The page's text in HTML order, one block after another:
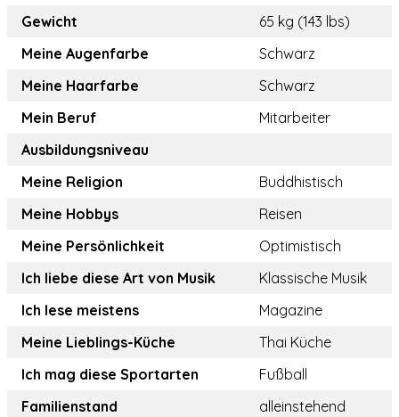
Gewicht
65 kg (143 lbs)
Meine Augenfarbe
Schwarz
Meine Haarfarbe
Schwarz
Mein Beruf
Mitarbeiter
Ausbildungsniveau
Meine Religion
Buddhistisch
Meine Hobbys
Reisen
Meine Persönlichkeit
Optimistisch
Ich liebe diese Art von Musik
Klassische Musik
Ich lese meistens
Magazine
Meine Lieblings-Küche
Thai Küche
Ich mag diese Sportarten
Fußball
Familienstand
alleinstehend